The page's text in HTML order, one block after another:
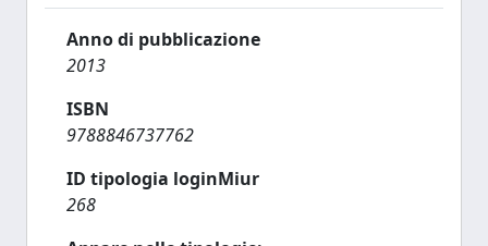
Anno di pubblicazione
2013
ISBN
9788846737762
ID tipologia loginMiur
268